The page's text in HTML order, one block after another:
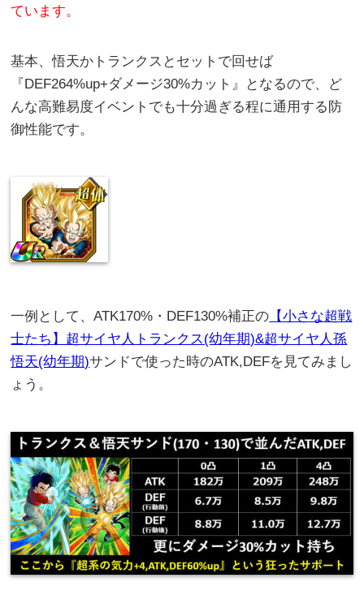
ています。
基本、悟天かトランクスとセットで回せば
『DEF264%up+ダメージ30%カット』となるので、ど
んな高難易度イベントでも十分過ぎる程に通用する防
御性能です。
一例として、ATK170%・DEF130%補正の 【小さな超戦
士たち】超サイヤ人トランクス(幼年期)&超サイヤ人孫
悟天(幼年期)サンドで使った時のATK,DEFを見てみまし
ょう。